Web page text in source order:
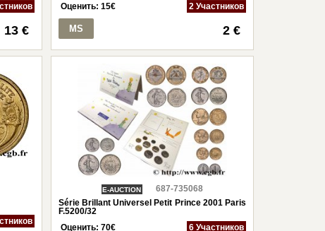
13 €
Оценить:15€ 2 Участников
MS 2 €
E-AUCTION
687-735068
Série Brillant Universel Petit Prince 2001 Paris
F.5200/32
Оценить:70€ 6 Участников